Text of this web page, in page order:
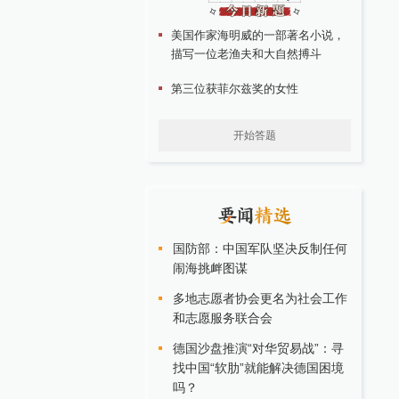
美国作家海明威的一部著名小说，
描写一位老渔夫和大自然搏斗
第三位获菲尔兹奖的女性
开始答题
国防部：中国军队坚决反制任何
闹海挑衅图谋
多地志愿者协会更名为社会工作
和志愿服务联合会
德国沙盘推演“对华贸易战”：寻
找中国“软肋”就能解决德国困境
吗？